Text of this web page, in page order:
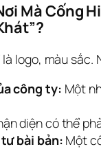
Mà Cống
logo, màu sắc.
công ty: Một
diện có thể
bài bản: Một